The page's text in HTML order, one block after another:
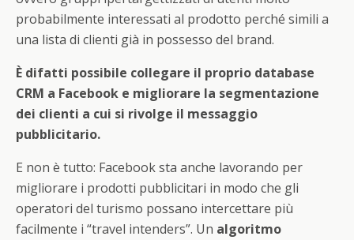
probabilmente interessati al prodotto perché simili a
una lista di clienti già in possesso del brand.
È difatti possibile collegare il proprio database
CRM a Facebook e migliorare la segmentazione
dei clienti a cui si rivolge il messaggio
pubblicitario.
E non è tutto: Facebook sta anche lavorando per
migliorare i prodotti pubblicitari in modo che gli
operatori del turismo possano intercettare più
facilmente i “travel intenders”. Un algoritmo